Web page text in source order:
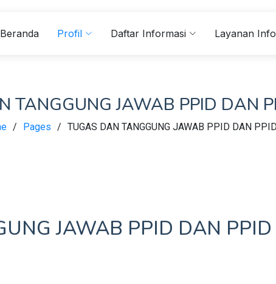
Beranda Profil Daftar Informasi Layanan
TANGGUNG JAWAB PPID DAN
Pages TUGAS DAN TANGGUNG JAWAB PPID DAN
JAWAB PPID DAN